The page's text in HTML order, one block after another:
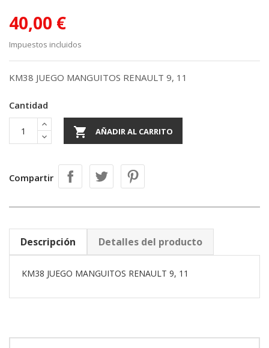
40,00 €
Impuestos incluidos
KM38 JUEGO MANGUITOS RENAULT 9, 11
Cantidad
 AÑADIR AL CARRITO
Compartir
Descripción Detalles del producto
KM38 JUEGO MANGUITOS RENAULT 9, 11